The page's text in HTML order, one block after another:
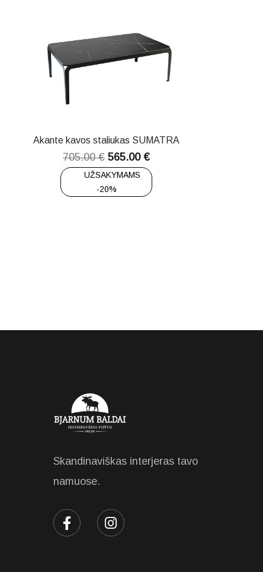
Akante kavos staliukas SUMATRA
705.00€ 565.00 €
UŽSAKYMAMS
-20%
Skandinaviškas interjeras tavo
namuose.